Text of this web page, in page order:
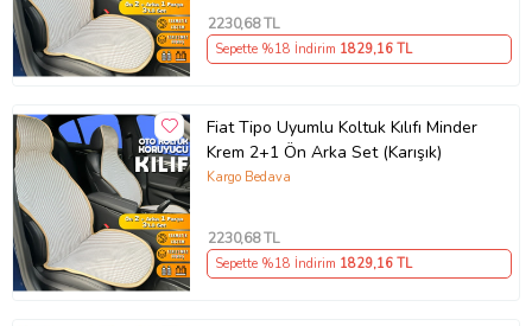
2230,68 TL
Sepette %18 İndirim 1829,16 TL
Fiat Tipo Uyumlu Koltuk Kılıfı Minder
Krem 2+1 Ön Arka Set (Karışık)
Kargo Bedava
2230,68 TL
Sepette %18 İndirim 1829,16 TL